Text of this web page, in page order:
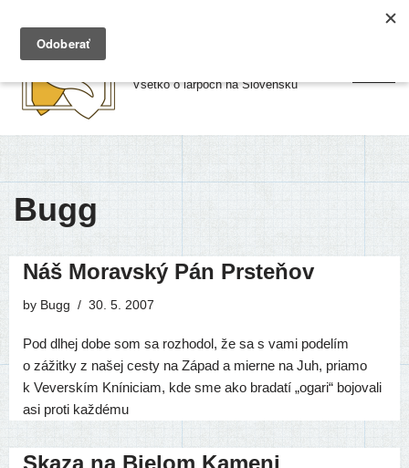
Preskočiť
Všetko o larpoch na Slovensku
Bugg
Náš Moravský Pán Prsteňov
by Bugg 30. 5. 2007
Pod dlhej dobe som sa roz­ho­dol, že sa s vami pode­lím
o zážit­ky z našej ces­ty na Západ a mier­ne na Juh, pria­mo
k Veverskím Kníniciam, kde sme ako bra­da­tí „oga­ri“ bojo­va­li
asi pro­ti každému
Skaza na Bielom Kameni